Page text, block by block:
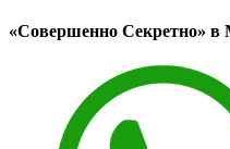
«Совершенно Секретно» в